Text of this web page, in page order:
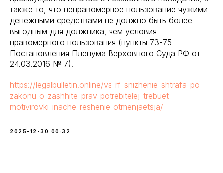
также то, что неправомерное пользование чужими
денежными средствами не должно быть более
выгодным для должника, чем условия
правомерного пользования (пункты 73-75
Постановления Пленума Верховного Суда РФ от
24.03.2016 № 7).
https://legalbulletin.online/vs-rf-snizhenie-shtrafa-po-
zakonu-o-zashhite-prav-potrebitelej-trebuet-
motivirovki-inache-reshenie-otmenjaetsja/
2025-12-30 00:32